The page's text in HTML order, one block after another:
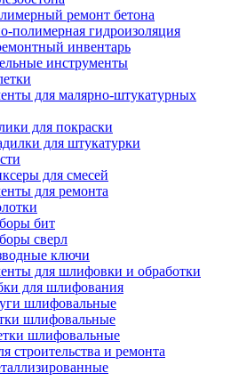
ремонт бетона
полимерная гидроизоляция
инвентарь
инструменты
для малярно-штукатурных
для покраски
для штукатурки
для смесей
для ремонта
бит
сверл
ключи
для шлифовки и обработки
для шлифования
шлифовальные
шлифовальные
шлифовальные
строительства и ремонта